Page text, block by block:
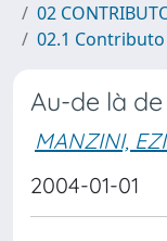
02
02.1
Au-de là
MANZINI,
2004-01-01